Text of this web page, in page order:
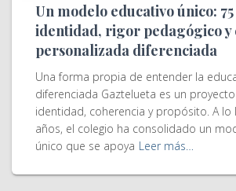
Un modelo educativo único: 75
identidad, rigor pedagógico y
personalizada diferenciada
Una forma propia de entender la
diferenciada Gaztelueta es un
identidad, coherencia y propósito. A lo
años, el colegio ha consolidado un
único que se apoya Leer más…